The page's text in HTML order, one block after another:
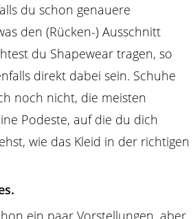
du schon genauere
den (Rücken-) Ausschnitt
du Shapewear tragen, so
direkt dabei sein. Schuhe
noch nicht, die meisten
Podeste, auf die du dich
wie das Kleid in der richtigen
ein paar Vorstellungen, aber